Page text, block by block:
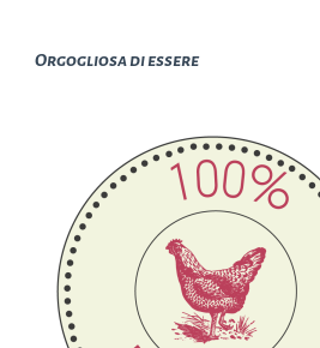
Orgogliosa di essere